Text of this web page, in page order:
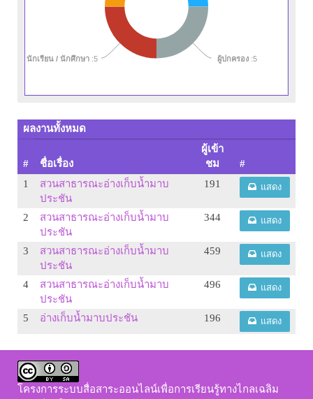
ผู้ปกครอง :5
นักเรียน / นักศึกษา :5
ผลงานทั้งหมด
# ชื่อเรื่อง
ผู้เข้า
ชม
#
1
สวนสาธารณะอ่างเก็บน้ำมาบ
ประชัน
191 แสดง
2
สวนสาธารณะอ่างเก็บน้ำมาบ
ประชัน
344 แสดง
3
สวนสาธารณะอ่างเก็บน้ำมาบ
ประชัน
459 แสดง
4
สวนสาธารณะอ่างเก็บน้ำมาบ
ประชัน
496 แสดง
5 อ่างเก็บน้ำมาบประชัน 196 แสดง
โครงการระบบสื่อสาระออนไลน์เพื่อการเรียนรู้ทางไกลเฉลิม